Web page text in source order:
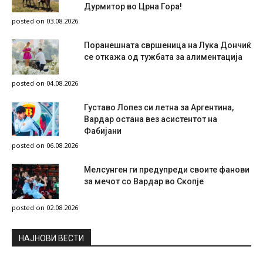
Дурмитор во Црна Гора!
posted on 03.08.2026
Поранешната свршеница на Лука Дончиќ
се откажа од тужбата за алиментација
posted on 04.08.2026
Густаво Лопез си летна за Аргентина,
Вардар остана вез асистентот на
Фабијани
posted on 06.08.2026
Мелсунген ги предупреди своите фанови
за мечот со Вардар во Скопје
posted on 02.08.2026
НAЈНОВИ ВЕСТИ